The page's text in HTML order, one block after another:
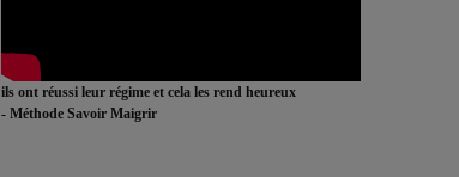
ils ont réussi leur régime et cela les rend heureux
- Méthode Savoir Maigrir